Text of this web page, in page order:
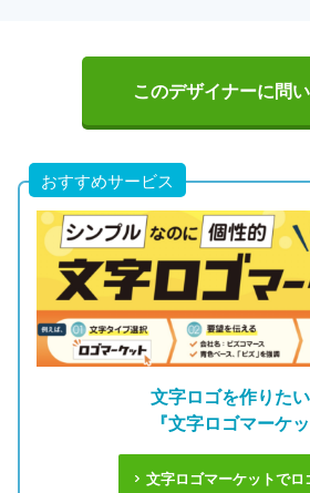
このデザイナーに問
おすすめサービス
文字ロゴを作りた
『文字ロゴマーケッ
文字ロゴマーケットでロ